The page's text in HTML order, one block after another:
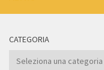
CATEGORIA
Categoria